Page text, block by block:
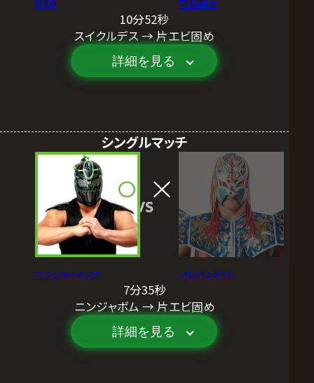
Hi69 宮脇純太
10分52秒
スイクルデス → 片エビ固め
詳細を見る
シングルマッチ
ニンジャ・マック
VS
アレハンドロ
7分35秒
ニンジャボム → 片エビ固め
詳細を見る